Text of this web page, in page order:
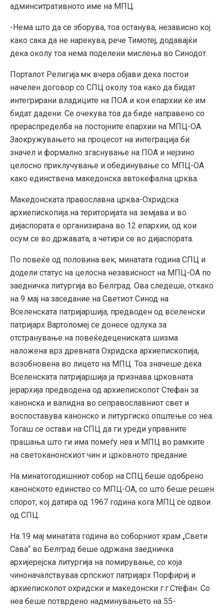
админситративното име на МПЦ.
-Нема што да се зборува, тоа останува, независно кој
како сака да не нарекува, рече Тимотеј, додавајќи
дека околу тоа нема поделени мислења во Синодот.
Порталот Религија.мк вчера објави дека постои
начелен договор со СПЦ околу тоа како да бидат
интегрирани владиците на ПОА и кои епархии ќе им
бидат дадени. Се очекува тоа да биде направено со
прераспределба на постојните епархии на МПЦ-ОА.
Заокружувањето на процесот на интеграција би
значел и формално згаснување на ПОА и нејзино
целосно приклучување и обединување со МПЦ-ОА
како единствена македонска автокефална црква.
Македонската православна црква-Охридска
архиепископија на територијата на земјава и во
дијаспората е организирана во 12 епархии, од кои
осум се во државата, а четири се во дијаспората.
По повеќе од половина век, минатата година СПЦ и
додели статус на целосна независност на МПЦ-ОА по
заедничка литургија во Белград. Ова следеше, откако
на 9 мај на заседание на Светиот Синод на
Вселенската патријаршија, предводен од вселенски
патријарх Вартоломеј се донесе одлука за
отстранување на повеќедецениската шизма
наложена врз древната Охридска архиепископија,
возобновена во лицето на МПЦ. Тоа значеше дека
Вселенската патријаршија ја признава црковната
јерархија предводена од архиепископот Стефан за
канонска и валидна во сеправославниот свет и
воспоставува канонско и литургиско општење со неа.
Тогаш се остави на СПЦ да ги уреди управните
прашања што ги има помеѓу неа и МПЦ во рамките
на светоканонскиот чин и црковното предание.
На минатогодишниот собор на СПЦ беше одобрено
канонското единство со МПЦ-ОА, со што беше решен
спорот, кој датира од 1967 година кога МПЦ се одвои
од СПЦ.
На 19 мај минатата година во соборниот храм „Свети
Сава“ во Белград беше одржана заедничка
архијерејска литургија на помирување, со која
чиноначалствуваа српскиот патријарх Порфириј и
архиепископот охридски и македонски г.г.Стефан. Со
неа беше потврдено надминувањето на 55-